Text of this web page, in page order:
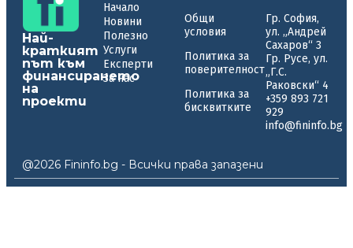
Най-
краткият
път към
финансирането
на
проекти
Начало
Новини
Полезно
Услуги
Експерти
За нас
Общи
условия
Политика за
поверителност
Политика за
бисквитките
Гр. София,
ул. „Андрей
Сахаров“ 3
Гр. Русе, ул.
„Г.С.
Раковски“ 4
+359 893 721
929
info@fininfo.bg
@2026 Fininfo.bg - Всички права запазени